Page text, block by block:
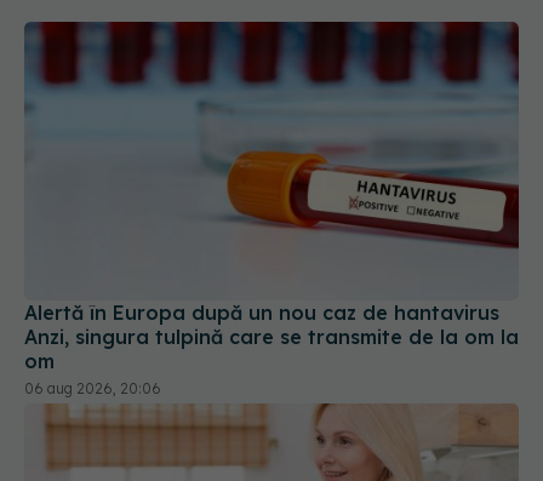
Alertă în Europa după un nou caz de hantavirus
Anzi, singura tulpină care se transmite de la om la
om
06 aug 2026, 20:06